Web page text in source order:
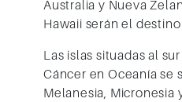
Australia y Nueva
Hawaii serán el
Las islas situadas al
Cáncer en Oceanía se
Melanesia, Micronesia